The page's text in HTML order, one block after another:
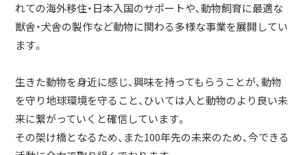
れての海外移住・日本入国のサポートや、動物飼育に最適な
獣舎・犬舎の製作など動物に関わる多様な事業を展開してい
ます。
生きた動物を身近に感じ、興味を持ってもらうことが、動物
を守り地球環境を守ること、ひいては人と動物のより良い未
来に繋がっていくと確信しています。
その架け橋となるため、また100年先の未来のため、今できる